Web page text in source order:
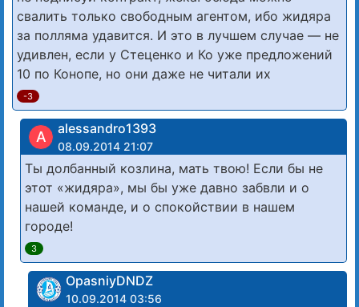
свалить только свободным агентом, ибо жидяра
за полляма удавится. И это в лучшем случае — не
удивлен, если у Стеценко и Ко уже предложений
10 по Конопе, но они даже не читали их
-3
A alessandro1393
08.09.2014 21:07
Ты долбанный козлина, мать твою! Если бы не
этот «жидяра», мы бы уже давно забвли и о
нашей команде, и о спокойствии в нашем
городе!
3
OpasniyDNDZ
10.09.2014 03:56